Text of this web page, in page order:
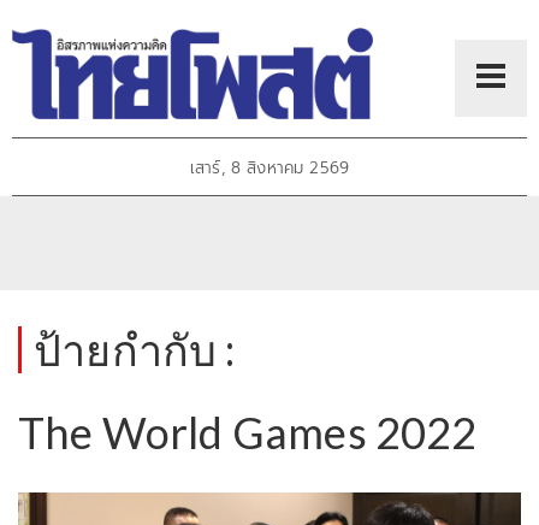
เสาร์, 8 สิงหาคม 2569
ป้ายกำกับ :
The World Games 2022